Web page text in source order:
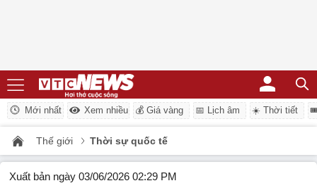
Mới nhất Xem nhiều 💰 Giá vàng 📅 Lịch âm ☀️ Thời tiết
Thế giới Thời sự quốc tế
Xuất bản ngày 03/06/2026 02:29 PM